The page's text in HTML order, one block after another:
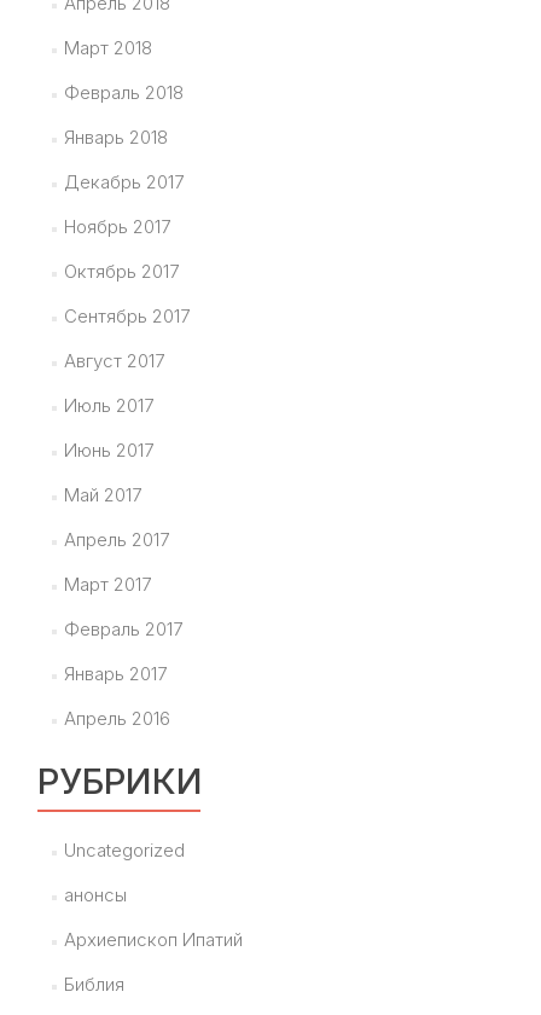
Март 2018
Февраль 2018
Январь 2018
Декабрь 2017
Ноябрь 2017
Октябрь 2017
Сентябрь 2017
Август 2017
Июль 2017
Июнь 2017
Май 2017
Апрель 2017
Март 2017
Февраль 2017
Январь 2017
Апрель 2016
РУБРИКИ
Uncategorized
анонсы
Архиепископ Ипатий
Библия